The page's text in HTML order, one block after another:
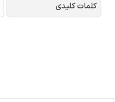
کلمات کلیدی